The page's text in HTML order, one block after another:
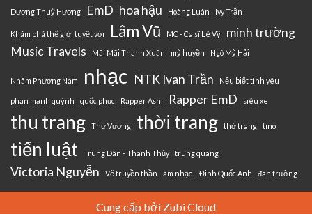
Dương Thuỳ Hương
EmD hoa hậu Hoàng Luân Ivy Trần
Khám phá thế giới tuyệt vời Lâm Vũ MC - Ca sĩ Lê Vỹ
minh trường
Music Travels
Mãi Mãi Thanh Xuân mỹ huyền Ngô Mỹ Hải
Nhâm Phương Nam nhạc NTK Ivan Trần Nếu biết tình yêu
phan mạnh quỳnh quốc phục Rapper Ashi Rapper EmD siêu xe
thu trang Thư Vương thời trang thờ trang tino
tiến luật Trung Dân - Thanh Thủy trung quang
Victoria Nguyễn Vẽ truyền thần âm nhạc. Đinh Quốc Anh đan trường
Cung cấp bởi Zubi Cloud